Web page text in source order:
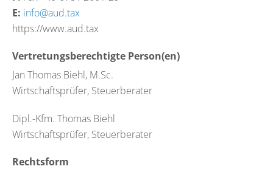
E: info@aud.tax
https://www.aud.tax
Vertretungsberechtigte Person(en)
Jan Thomas Biehl, M.Sc.
Wirtschaftsprüfer, Steuerberater
Dipl.-Kfm. Thomas Biehl
Wirtschaftsprüfer, Steuerberater
Rechtsform